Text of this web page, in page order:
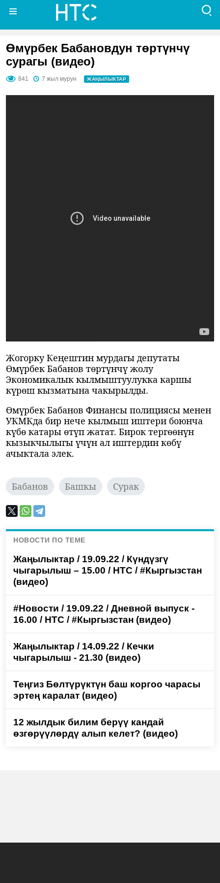
Өмүрбек Бабановдун төртүнчү
сурагы (видео)
841 7 жыл мурун ЖАҢЫЛЫКТАР
Жогорку Кеңештин мурдагы депутаты
Өмүрбек Бабанов төртүнчү жолу
Экономикалык кылмыштуулукка каршы
күрөш кызматына чакырылды.
Өмүрбек Бабанов Финансы полициясы менен
УКМКда бир нече кылмыш иштери боюнча
күбө катары өтүп жатат. Бирок тергөөнүн
кызыкчылыгы үчүн ал иштердин көбү
ачыктала элек.
Бабанов Башкы Сурак
НОВОСТИ ПО ТЕМЕ
Жаңылыктар / 19.09.22 / Күндүзгү
чыгарылыш – 15.00 / НТС / #Кыргызстан
(видео)
#Новости / 19.09.22 / Дневной выпуск -
16.00 / НТС / #Кыргызстан (видео)
Жаңылыктар / 14.09.22 / Кечки
чыгарылыш - 21.30 (видео)
Теңгиз Бөлтүрүктүн баш коргоо чарасы
эртең каралат (видео)
12 жылдык билим берүү кандай
өзгөрүүлөрдү алып келет? (видео)